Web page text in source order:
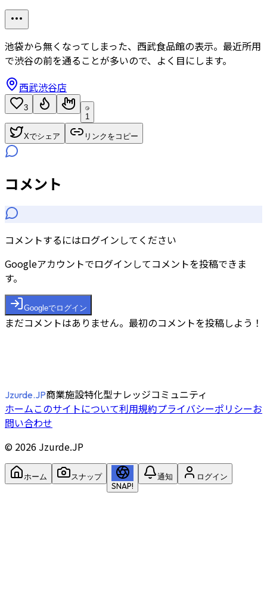
池袋から無くなってしまった、西武食品館の表示。最近所用
で渋谷の前を通ることが多いので、よく目にします。
西武渋谷店
3
1
Xでシェア リンクをコピー
コメント
コメントするにはログインしてください
Googleアカウントでログインしてコメントを投稿できま
す。
Googleでログイン
まだコメントはありません。最初のコメントを投稿しよう！
Jzurde.JP商業施設特化型ナレッジコミュニティ
ホームこのサイトについて利用規約プライバシーポリシーお
問い合わせ
© 2026 Jzurde.JP
ホーム スナップ
SNAP!
通知 ログイン